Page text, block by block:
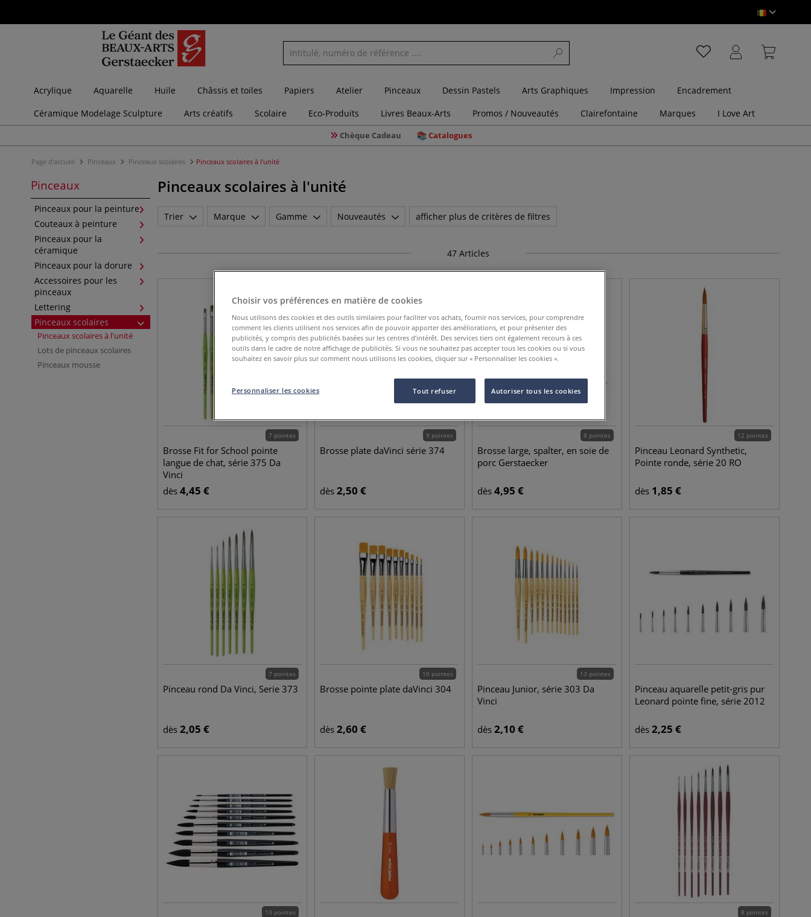
Acrylique Aquarelle Huile Châssis et toiles Papiers Atelier Pinceaux Dessin Pastels Arts Graphiques Impression
Encadrement
Céramique Modelage Sculpture
Arts créatifs Scolaire Eco-Produits Livres Beaux-Arts Promos / Nouveautés Clairefontaine Marques I Love Art
Chèque Cadeau Catalogues
Page d'accueil Pinceaux Pinceaux scolaires Pinceaux scolaires à l'unité
Pinceaux
Pinceaux pour la peinture
Couteaux à peinture
Pinceaux pour la
céramique
Pinceaux pour la dorure
Accessoires pour les
pinceaux
Lettering
Pinceaux scolaires
Pinceaux scolaires à l'unité
Lots de pinceaux scolaires
Pinceaux mousse
Pinceaux scolaires à l'unité
Trier Marque Gamme Nouveautés afficher plus de critères de filtres
47 Articles
7 pointes
Brosse Fit for School pointe
langue de chat, série 375 Da
Vinci
dès 4,45 €
9 pointes
Brosse plate daVinci série 374
dès 2,50 €
8 pointes
Brosse large, spalter, en soie de
porc Gerstaecker
dès 4,95 €
12 pointes
Pinceau Leonard Synthetic,
Pointe ronde, série 20 RO
dès 1,85 €
7 pointes
Pinceau rond Da Vinci, Serie 373
dès 2,05 €
10 pointes
Brosse pointe plate daVinci 304
dès 2,60 €
13 pointes
Pinceau Junior, série 303 Da
Vinci
dès 2,10 €
Pinceau aquarelle petit-gris pur
Leonard pointe fine, série 2012
dès 2,25 €
10 pointes 8 pointes
Choisir vos préférences en matière de cookies
Nous utilisons des cookies et des outils similaires pour faciliter vos achats, fournir nos services, pour comprendre
comment les clients utilisent nos services afin de pouvoir apporter des améliorations, et pour présenter des
publicités, y compris des publicités basées sur les centres d’intérêt. Des services tiers ont également recours à ces
outils dans le cadre de notre affichage de publicités. Si vous ne souhaitez pas accepter tous les cookies ou si vous
souhaitez en savoir plus sur comment nous utilisons les cookies, cliquer sur « Personnaliser les cookies ».
Tout refuser Autoriser tous les cookies
Personnaliser les cookies